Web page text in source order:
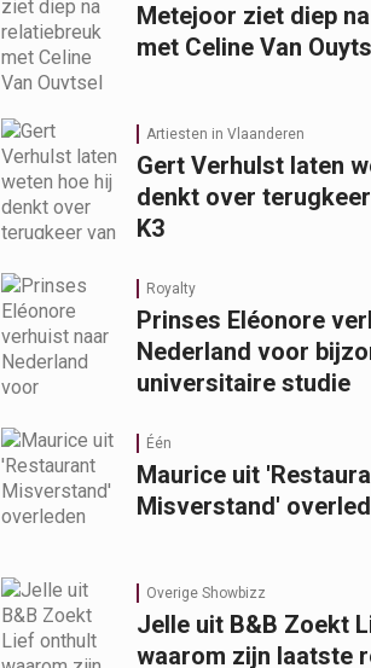
Metejoor ziet diep
met Celine Van
Artiesten in Vlaanderen
Gert Verhulst laten
denkt over
K3
Royalty
Prinses Eléonore
Nederland voor
universitaire studie
Één
Maurice uit
Misverstand'
Overige Showbizz
Jelle uit B&B Zoekt
waarom zijn laatste